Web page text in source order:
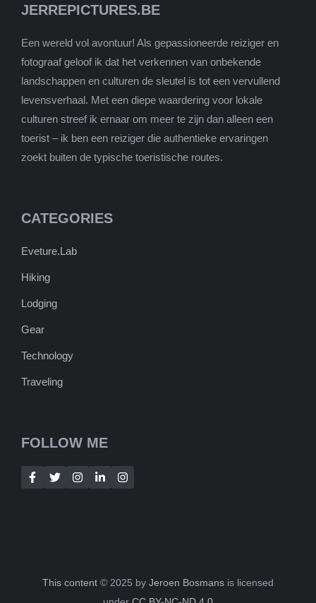
JERREPICTURES.BE
Een wereld vol avontuur! Als gepassioneerde reiziger en
fotograaf geloof ik dat het verkennen van onbekende
landschappen en culturen de sleutel is tot een vervullend
levensverhaal. Met een diepe waardering voor lokale
culturen streef ik ernaar om meer te zijn dan alleen een
toerist – ik ben een reiziger die authentieke ervaringen
zoekt buiten de typische toeristische routes.
CATEGORIES
Eveture.Lab
Hiking
Lodging
Gear
Technology
Traveling
FOLLOW ME
This content © 2025 by Jeroen Bosmans is licensed